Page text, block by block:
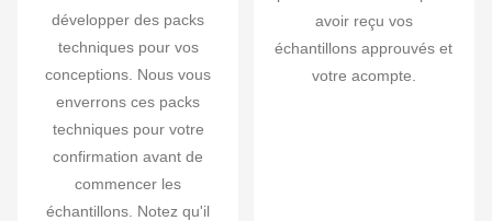
développer des packs
techniques pour vos
conceptions. Nous vous
enverrons ces packs
techniques pour votre
confirmation avant de
commencer les
échantillons. Notez qu'il
avoir reçu vos
échantillons approuvés et
votre acompte.